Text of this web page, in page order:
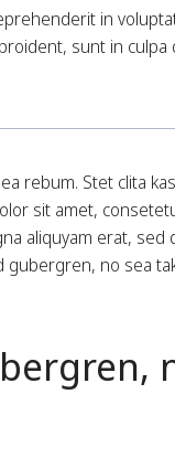
in
sunt in
rebum. Stet clita
sit amet,
aliquyam erat, sed
no sea